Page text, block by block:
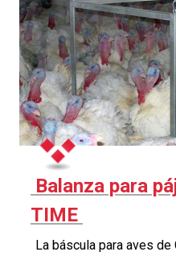
Balanza para
TIME
La báscula para aves